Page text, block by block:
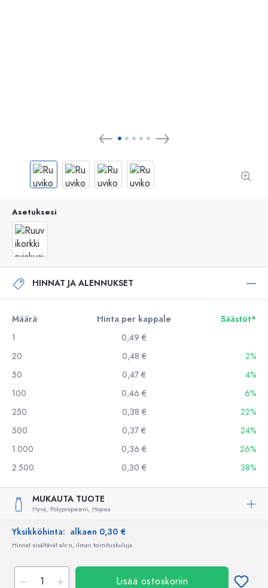
Asetuksesi
HINNAT JA ALENNUKSET
Määrä Hinta per kappale
Säästöt*
1
0,49 €
20
0,48 €
2%
50
0,47 €
4%
100
0,46 €
6%
250
0,38 €
22%
500
0,37 €
24%
1.000
0,36 €
26%
2.500
0,30 € 38%
MUKAUTA TUOTE
Hyvä, Polypropeeni, Hopea
Yksikköhinta: alkaen 0,30 €
Hinnat sisältävät alv:n, ilman toimituskuluja
Lisää ostoskoriin